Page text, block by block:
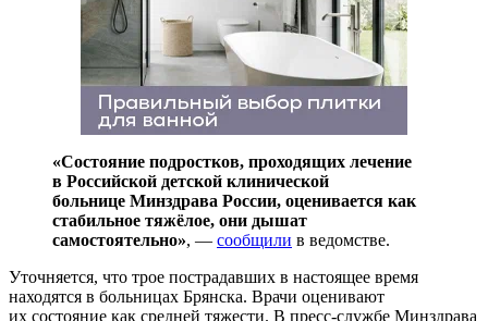
«Состояние подростков, проходящих лечение
в Российской детской клинической
больнице Минздрава России, оценивается как
стабильное тяжёлое, они дышат
самостоятельно», — сообщили в ведомстве.
Уточняется, что трое пострадавших в настоящее время
находятся в больницах Брянска. Врачи оценивают
их состояние как средней тяжести. В пресс-службе Минздрава